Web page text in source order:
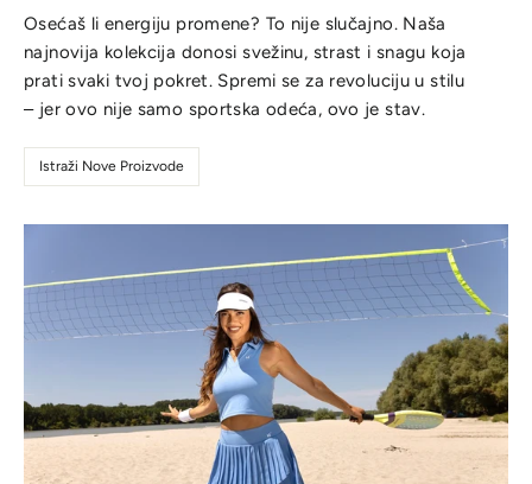
Osećaš li energiju promene? To nije slučajno. Naša
najnovija kolekcija donosi svežinu, strast i snagu koja
prati svaki tvoj pokret. Spremi se za revoluciju u stilu
– jer ovo nije samo sportska odeća, ovo je stav.
Istraži Nove Proizvode